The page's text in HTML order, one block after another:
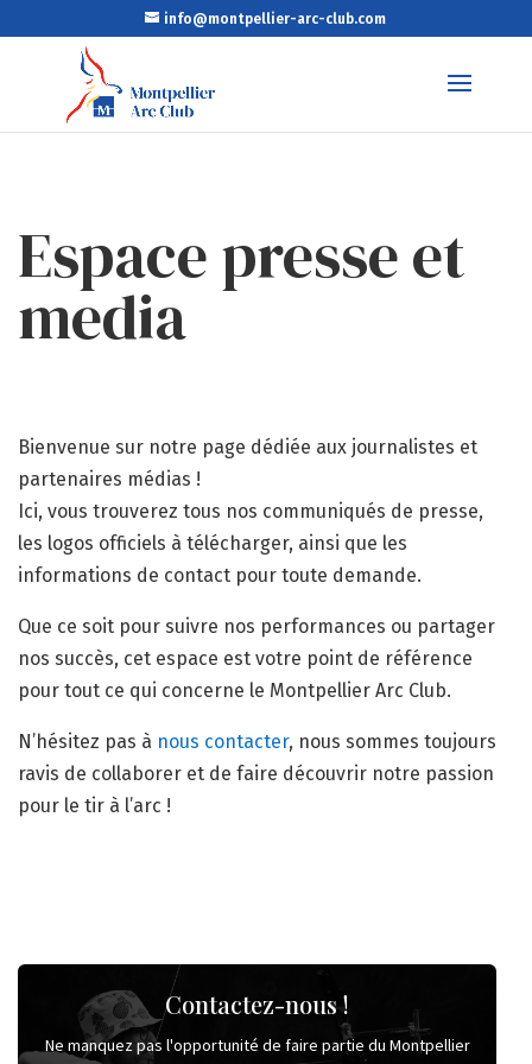
info@montpellier-arc-club.com
Espace presse et
media
Bienvenue sur notre page dédiée aux journalistes et
partenaires médias !
Ici, vous trouverez tous nos communiqués de presse,
les logos officiels à télécharger, ainsi que les
informations de contact pour toute demande.
Que ce soit pour suivre nos performances ou partager
nos succès, cet espace est votre point de référence
pour tout ce qui concerne le Montpellier Arc Club.
N’hésitez pas à nous contacter, nous sommes toujours
ravis de collaborer et de faire découvrir notre passion
pour le tir à l’arc !
Contactez-nous !
Ne manquez pas l'opportunité de faire partie du Montpellier